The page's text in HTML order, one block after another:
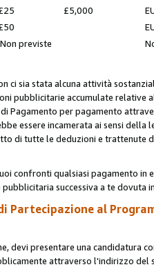
£5,000
Non previste
ci sia stata alcuna attività
pubblicitarie accumulate
Pagamento per pagamento
essere incamerata ai sensi
di tutte le deduzioni e trattenute
confronti qualsiasi pagamento in
pubblicitaria successiva a te dovuta
Partecipazione al
devi presentare una candidatura
attraverso l'indirizzo